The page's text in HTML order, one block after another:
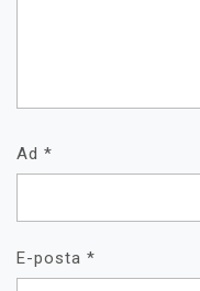
Ad *
E-posta *